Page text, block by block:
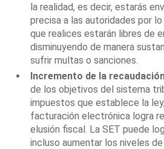
la realidad, es decir, estarás
precisa a las autoridades por
que realices estarán libres de
disminuyendo de manera
sufrir multas o sanciones.
Incremento de la
de los objetivos del sistema
impuestos que establece la
facturación electrónica logra
elusión fiscal. La SET puede
incluso aumentar los niveles